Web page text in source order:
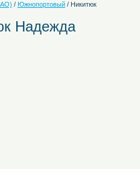
/ Южнопортовый / Никитюк
Надежда